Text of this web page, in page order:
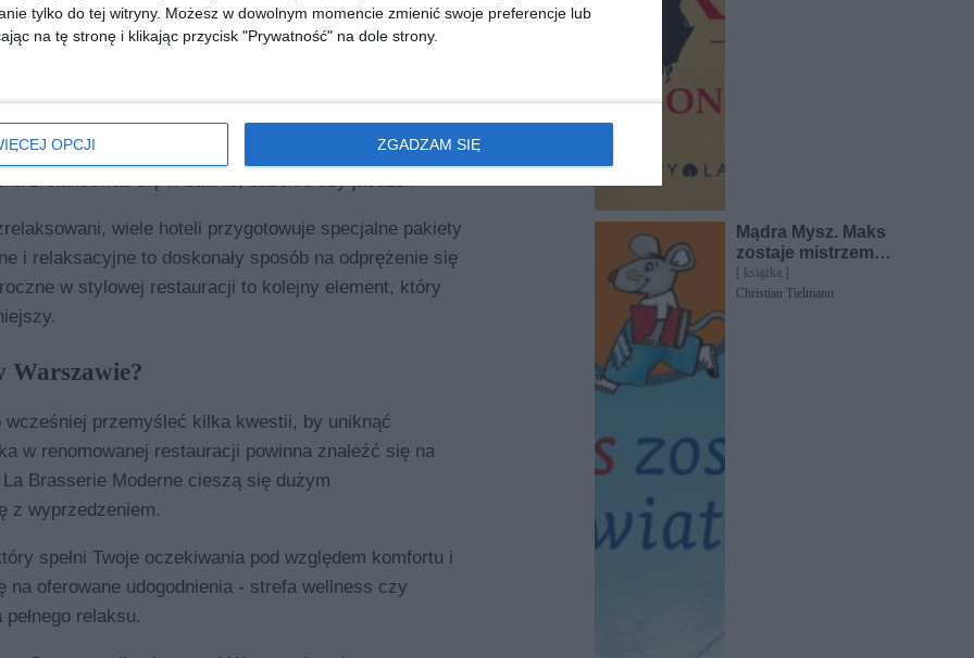
tylko do tej witryny. Możesz w dowolnym momencie zmienić swoje preferencje lub
na tę stronę i klikając przycisk "Prywatność" na dole strony.
OPCJI ZGADZAM SIĘ
w jednym
jej w hotelu, który oferuje kompleksowe pakiety
gwarancja, że po intensywnych atrakcjach
do domu. Na przykład hotele w Warszawie często
zrelaksować się w saunie, basenie czy jacuzzi.
wiele hoteli przygotowuje specjalne pakiety
i relaksacyjne to doskonały sposób na odprężenie się
w stylowej restauracji to kolejny element, który
Warszawie?
przemyśleć kilka kwestii, by uniknąć
w renomowanej restauracji powinna znaleźć się na
Brasserie Moderne cieszą się dużym
z wyprzedzeniem.
spełni Twoje oczekiwania pod względem komfortu i
oferowane udogodnienia - strefa wellness czy
relaksu.
Mądra Mysz. Maks
zostaje mistrzem
świata
[ książka ]
Christian Tielmann